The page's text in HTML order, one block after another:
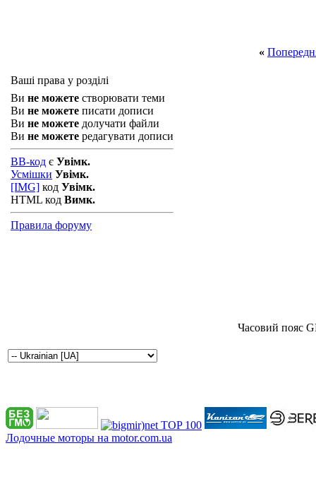
«
Ваші права у розділі
Ви не можете створювати теми
Ви не можете писати дописи
Ви не можете долучати файли
Ви не можете редагувати дописи
BB-код є Увімк.
Усмішки Увімк.
[IMG] код Увімк.
HTML код Вимк.
Правила форуму
Часовий пояс
Лодочные моторы на motor.com.ua